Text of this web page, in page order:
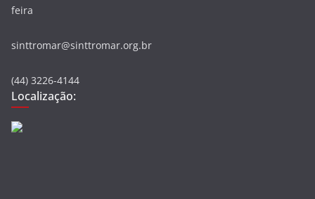
feira
sinttromar@sinttromar.org.br
(44) 3226-4144
Localização: